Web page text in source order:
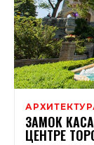
ЗАМОК
ЦЕНТРЕ